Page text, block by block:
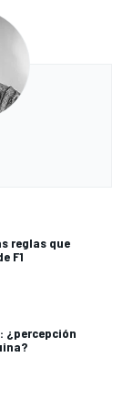
reglas que
F1
¿percepción